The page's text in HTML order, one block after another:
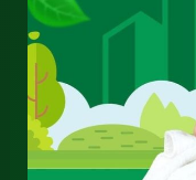
Sidoarjo